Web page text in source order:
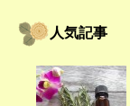
人気記事